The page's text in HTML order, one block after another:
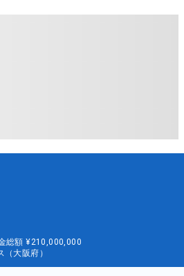
総額 ¥210,000,000
大阪府）